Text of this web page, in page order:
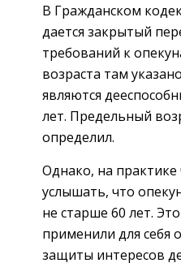
В Гражданском
дается закрытый
требований к
возраста там
являются
лет. Предельный
определил.
Однако, на
услышать, что
не старше 60 лет.
применили для себя
защиты интересов